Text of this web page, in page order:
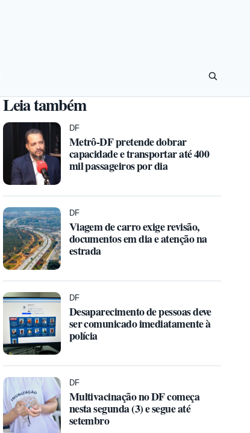
Leia também
DF
Metrô-DF pretende dobrar
capacidade e transportar até 400
mil passageiros por dia
DF
Viagem de carro exige revisão,
documentos em dia e atenção na
estrada
DF
Desaparecimento de pessoas deve
ser comunicado imediatamente à
polícia
DF
Multivacinação no DF começa
nesta segunda (3) e segue até
setembro